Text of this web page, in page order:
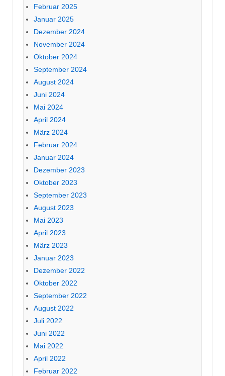
Februar 2025
Januar 2025
Dezember 2024
November 2024
Oktober 2024
September 2024
August 2024
Juni 2024
Mai 2024
April 2024
März 2024
Februar 2024
Januar 2024
Dezember 2023
Oktober 2023
September 2023
August 2023
Mai 2023
April 2023
März 2023
Januar 2023
Dezember 2022
Oktober 2022
September 2022
August 2022
Juli 2022
Juni 2022
Mai 2022
April 2022
Februar 2022